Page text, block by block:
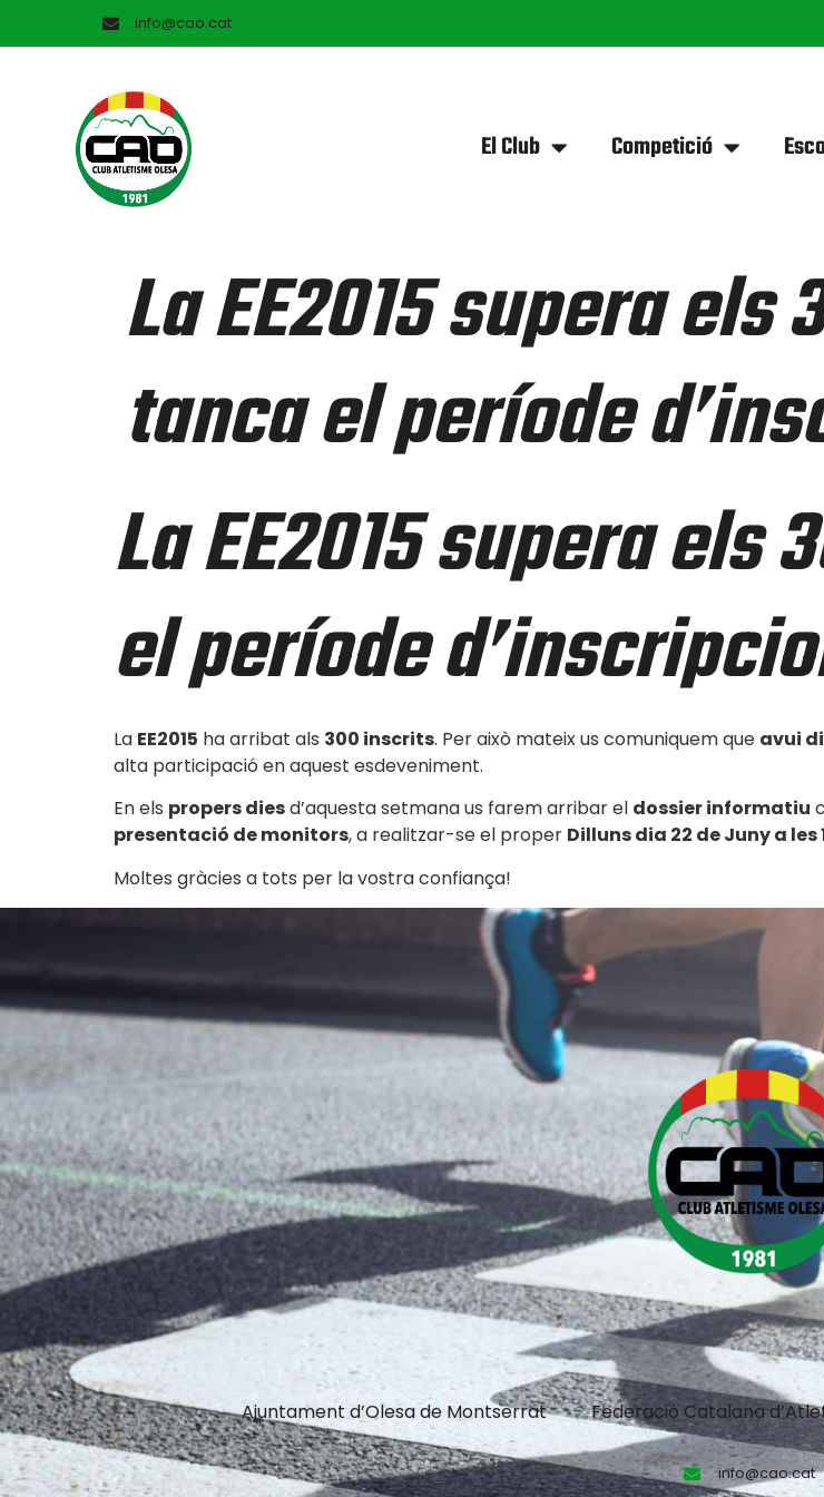
info@cao.cat
El Club Competició
La EE2015 supera
tanca el període
La EE2015 supera
el període
La EE2015 ha arribat als 300 inscrits. Per això mateix us comuniquem que avui
alta participació en aquest esdeveniment.
En els propers diesd’aquesta setmana us farem arribar el dossier informatiu
presentació de monitors, a realitzar-se el proper Dilluns dia 22 de Juny a les
Moltes gràcies a tots per la vostra confiança!
Ajuntament d’Olesa de Montserrat Federació Catalana
info@cao.cat